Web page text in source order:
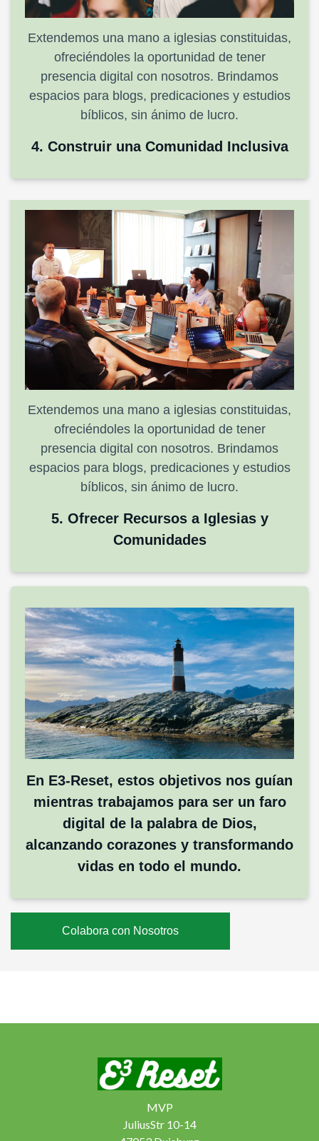
Extendemos una mano a iglesias constituidas,
ofreciéndoles la oportunidad de tener
presencia digital con nosotros. Brindamos
espacios para blogs, predicaciones y estudios
bíblicos, sin ánimo de lucro.
4. Construir una Comunidad Inclusiva
Extendemos una mano a iglesias constituidas,
ofreciéndoles la oportunidad de tener
presencia digital con nosotros. Brindamos
espacios para blogs, predicaciones y estudios
bíblicos, sin ánimo de lucro.
5. Ofrecer Recursos a Iglesias y
Comunidades
En E3-Reset, estos objetivos nos guían
mientras trabajamos para ser un faro
digital de la palabra de Dios,
alcanzando corazones y transformando
vidas en todo el mundo.
Colabora con Nosotros
MVP
JuliusStr 10-14